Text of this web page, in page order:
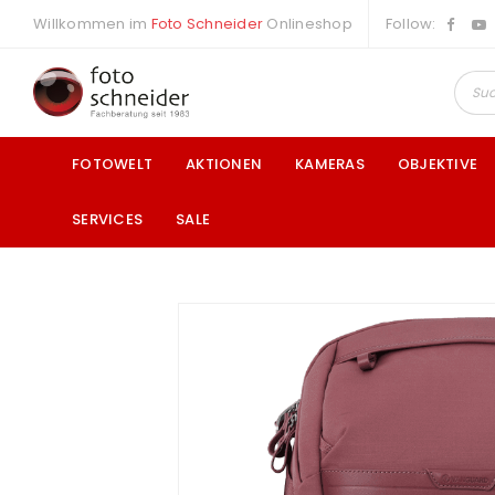
Willkommen im Foto Schneider Onlineshop Follow:
FOTOWELT AKTIONEN KAMERAS OBJEKTIVE
SERVICES SALE